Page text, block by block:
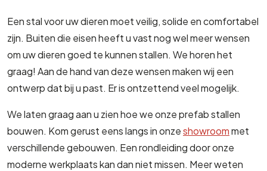
Een stal voor uw dieren moet veilig, solide en comfortabel
zijn. Buiten die eisen heeft u vast nog wel meer wensen
om uw dieren goed te kunnen stallen. We horen het
graag! Aan de hand van deze wensen maken wij een
ontwerp dat bij u past. Er is ontzettend veel mogelijk.
We laten graag aan u zien hoe we onze prefab stallen
bouwen. Kom gerust eens langs in onzeshowroommet
verschillende gebouwen. Een rondleiding door onze
moderne werkplaats kan dan niet missen. Meer weten